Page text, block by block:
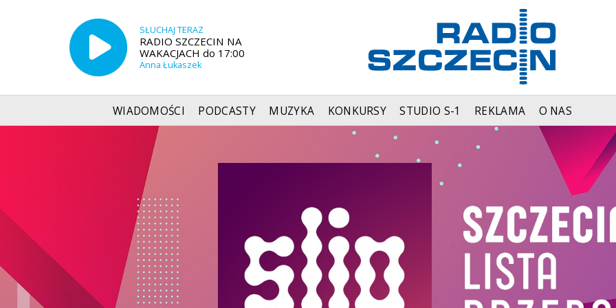
SŁUCHAJ TERAZ
RADIO SZCZECIN NA
WAKACJACH do 17:00
Anna Łukaszek
WIADOMOŚCI PODCASTY MUZYKA KONKURSY STUDIO S-1 REKLAMA O NAS